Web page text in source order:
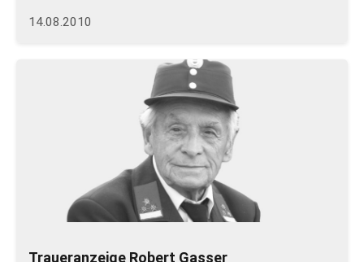
14.08.2010
Traueranzeige Robert Gasser